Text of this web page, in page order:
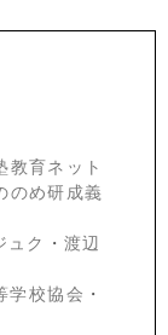
教育ネット
のめ研成義
ュク ・ 渡辺
学校協会 ・